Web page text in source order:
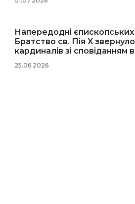
Напередодні
Братство св. Пія X
кардиналів зі сповіданням
25.06.2026